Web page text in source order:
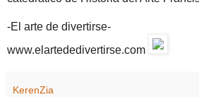
-El arte de divertirse-
www.elartededivertirse.com
KerenZia